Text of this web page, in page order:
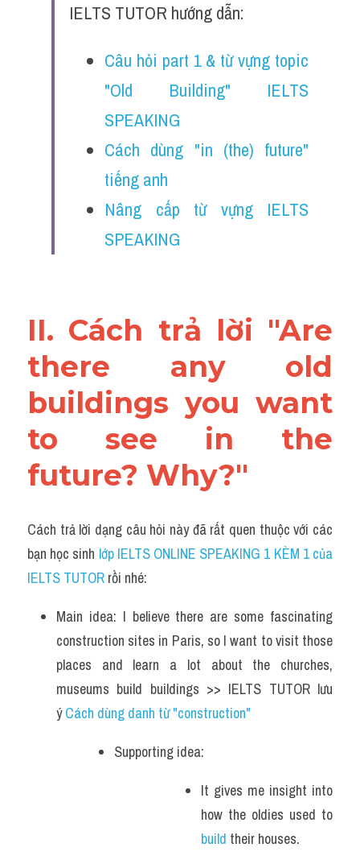
IELTS TUTOR hướng dẫn:
Câu hỏi part 1 & từ vựng topic
"Old Building" IELTS
SPEAKING
Cách dùng "in (the) future"
tiếng anh
Nâng cấp từ vựng IELTS
SPEAKING
II. Cách trả lời "Are
there any old
buildings you want
to see in the
future? Why?"
Cách trả lời dạng câu hỏi này đã rất quen thuộc với các
bạn học sinh lớp IELTS ONLINE SPEAKING 1 KÈM 1 của
IELTS TUTOR rồi nhé:
Main idea: I believe there are some fascinating
construction sites in Paris, so I want to visit those
places and learn a lot about the churches,
museums build buildings >> IELTS TUTOR lưu
ý Cách dùng danh từ "construction"
Supporting idea:
It gives me insight into
build their houses.